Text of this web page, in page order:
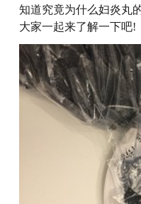
知道究竟为什么妇炎丸
大家一起来了解一下吧!